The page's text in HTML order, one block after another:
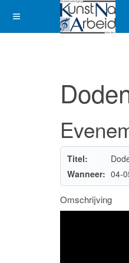
Titel:
Wanneer: 04-
Omschrijving